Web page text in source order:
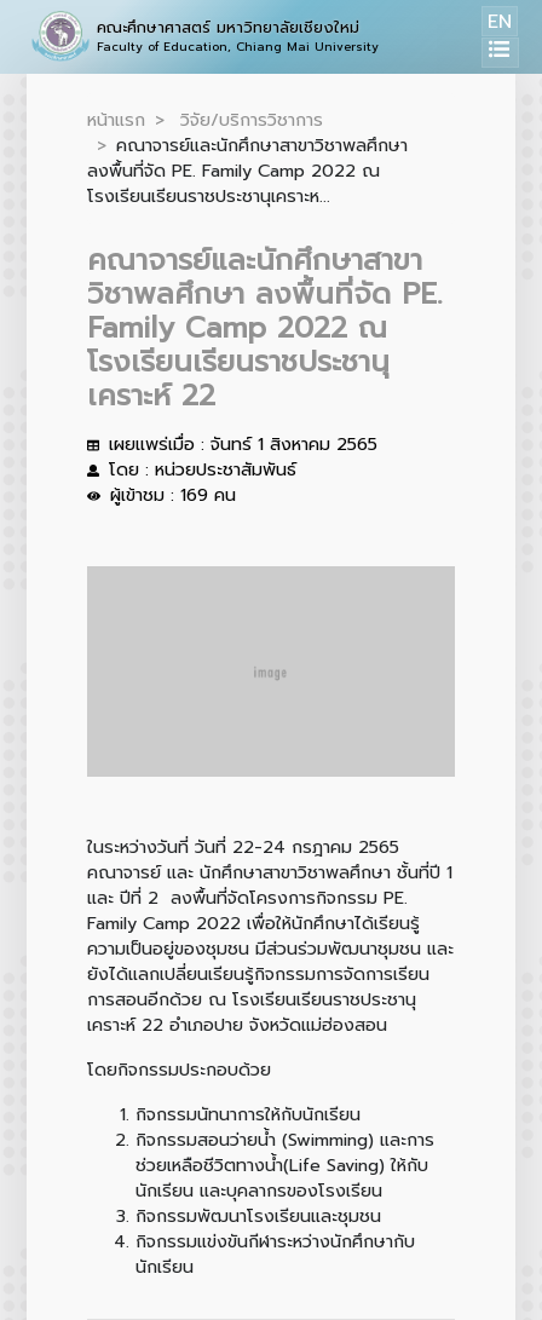
คณะศึกษาศาสตร์ มหาวิทยาลัยเชียงใหม่
Faculty of Education, Chiang Mai University
EN
หน้าแรก
วิจัย/บริการวิชาการ
คณาจารย์และนักศึกษาสาขาวิชาพลศึกษา
ลงพื้นที่จัด PE. Family Camp 2022 ณ
โรงเรียนเรียนราชประชานุเคราะห...
คณาจารย์และนักศึกษาสาขา
วิชาพลศึกษา ลงพื้นที่จัด PE.
Family Camp 2022 ณ
โรงเรียนเรียนราชประชานุ
เคราะห์ 22
เผยแพร่เมื่อ : จันทร์ 1 สิงหาคม 2565
โดย : หน่วยประชาสัมพันธ์
ผู้เข้าชม : 169 คน
ในระหว่างวันที่ วันที่ 22-24 กรฎาคม 2565
คณาจารย์ และ นักศึกษาสาขาวิชาพลศึกษา ชั้นที่ปี 1
และ ปีที่ 2 ลงพื้นที่จัดโครงการกิจกรรม PE.
Family Camp 2022 เพื่อให้นักศึกษาได้เรียนรู้
ความเป็นอยู่ของชุมชน มีส่วนร่วมพัฒนาชุมชน และ
ยังได้แลกเปลี่ยนเรียนรู้กิจกรรมการจัดการเรียน
การสอนอีกด้วย ณ โรงเรียนเรียนราชประชานุ
เคราะห์ 22 อำเภอปาย จังหวัดแม่ฮ่องสอน
โดยกิจกรรมประกอบด้วย
กิจกรรมนัทนาการให้กับนักเรียน
กิจกรรมสอนว่ายน้ำ (Swimming) และการ
ช่วยเหลือชีวิตทางน้ำ(Life Saving) ให้กับ
นักเรียน และบุคลากรของโรงเรียน
กิจกรรมพัฒนาโรงเรียนและชุมชน
กิจกรรมแข่งขันกีฬาระหว่างนักศึกษากับ
นักเรียน